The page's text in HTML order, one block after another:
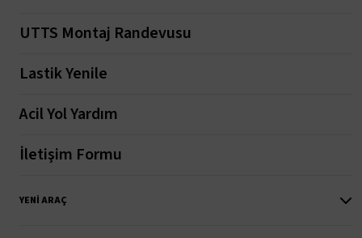
UTTS Montaj Randevusu
Lastik Yenile
Acil Yol Yardım
İletişim Formu
YENI ARAÇ